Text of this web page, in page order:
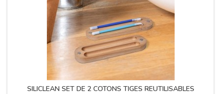
SILICLEAN SET DE 2 COTONS TIGES REUTILISABLES